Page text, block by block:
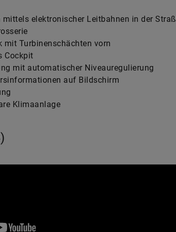
mittels elektronischer Leitbahnen in der
mit Turbinenschächten vorn
Cockpit
mit automatischer Niveauregulierung
auf Bildschirm
Klimaanlage